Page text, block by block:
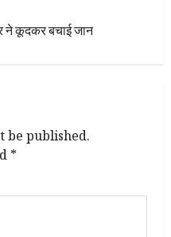
ने कूदकर बचाई जान
be published.
*